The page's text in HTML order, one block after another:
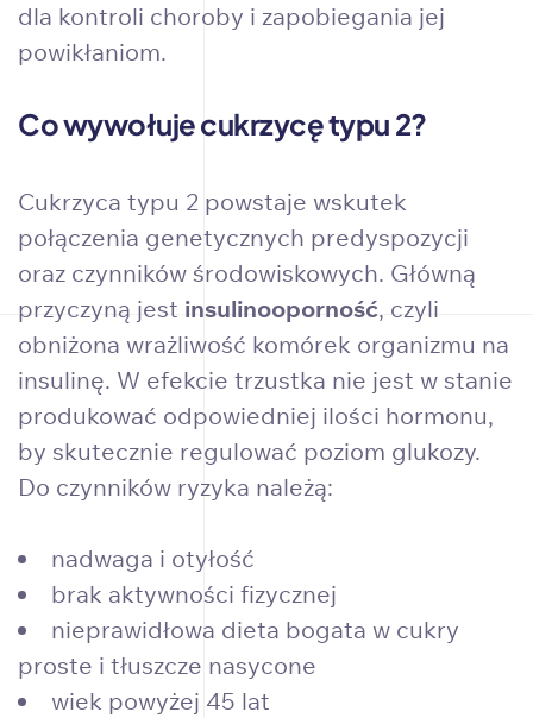
dla kontroli choroby i zapobiegania jej
powikłaniom.
Co wywołuje cukrzycę typu 2?
Cukrzyca typu 2 powstaje wskutek
połączenia genetycznych predyspozycji
oraz czynników środowiskowych. Główną
przyczyną jest insulinooporność, czyli
obniżona wrażliwość komórek organizmu na
insulinę. W efekcie trzustka nie jest w stanie
produkować odpowiedniej ilości hormonu,
by skutecznie regulować poziom glukozy.
Do czynników ryzyka należą:
nadwaga i otyłość
brak aktywności fizycznej
nieprawidłowa dieta bogata w cukry
proste i tłuszcze nasycone
wiek powyżej 45 lat